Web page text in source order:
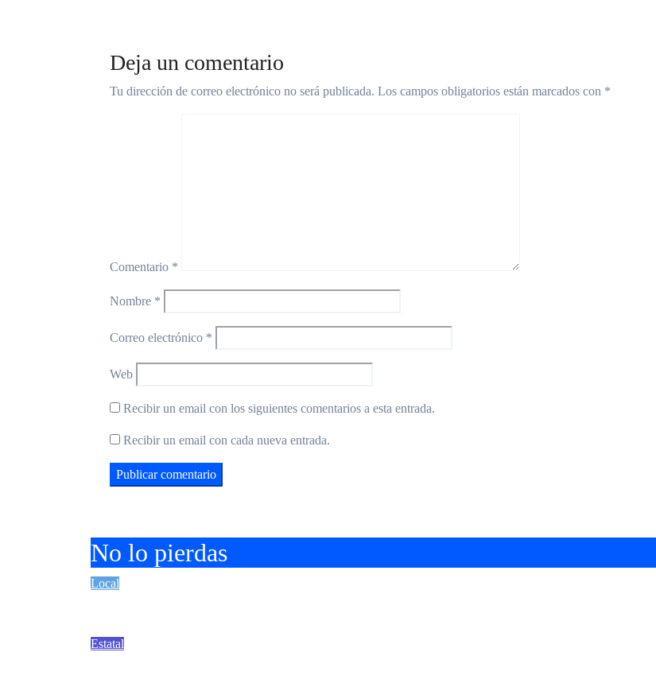
Deja un comentario
Tu dirección de correo electrónico no será publicada. Los campos obligatorios están marcados con *
Comentario *
Nombre *
Correo electrónico *
Web
Recibir un email con los siguientes comentarios a esta entrada.
Recibir un email con cada nueva entrada.
No lo pierdas
Local
Estatal